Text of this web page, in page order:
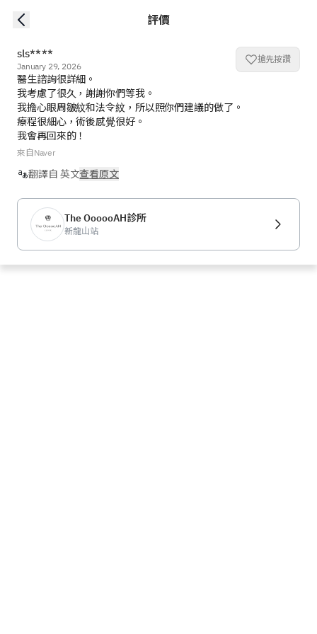
評價
sls****
January 29, 2026
搶先按讚
醫生諮詢很詳細。
我考慮了很久，謝謝你們等我。
我擔心眼周皺紋和法令紋，所以照你們建議的做了。
療程很細心，術後感覺很好。
我會再回來的！
來自Naver
翻譯自 英文查看原文
The OooooAH診所
新龍山站